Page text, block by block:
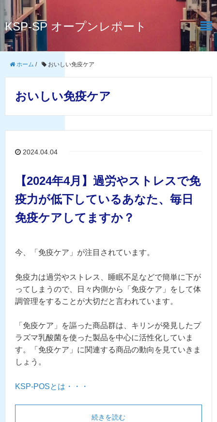
KSP-SP オープンレポート
ホーム / おいしい免疫ケア
おいしい免疫ケア
2024.04.04
【2024年4月】過労やストレスで免
疫力が低下しているあなた、毎日
免疫ケアしてますか？
今、「免疫ケア」が注目されています。
免疫力は過労やストレス、睡眠不足などで簡単に下が
ってしまうので、日々内側から「免疫ケア」をして体
調管理をすることが大切だと言われています。
「免疫ケア」を謳った商品群は、キリンが発見したプ
ラズマ乳酸菌を使った製品を中心に活性化していま
す。「免疫ケア」に関連する商品の動向を見ていきま
しょう。
KSP-POSとは・・・
続きを読む